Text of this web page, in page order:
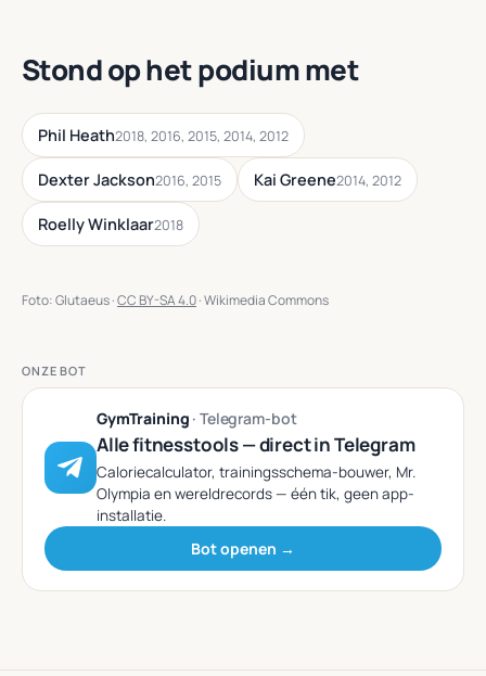
Stond op het podium met
Phil Heath2018, 2016, 2015, 2014, 2012
Dexter Jackson2016, 2015 Kai Greene2014, 2012
Roelly Winklaar2018
Foto: Glutaeus ·CC BY-SA 4.0· Wikimedia Commons
ONZE BOT
GymTraining · Telegram-bot
Alle fitnesstools — direct in Telegram
Caloriecalculator, trainingsschema-bouwer, Mr.
Olympia en wereldrecords — één tik, geen app-
installatie.
Bot openen →